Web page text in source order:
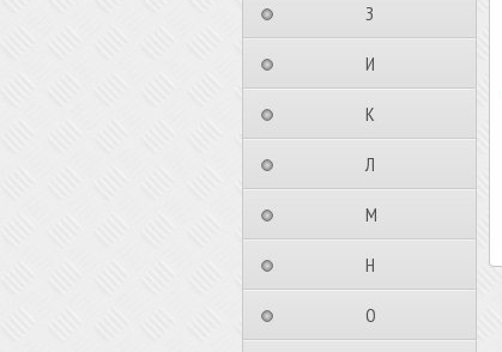
⠀⠀⠀⠀⠀⠀З⠀⠀⠀⠀⠀⠀⠀
⠀⠀⠀⠀⠀⠀И⠀⠀⠀⠀⠀⠀⠀
⠀⠀⠀⠀⠀⠀К⠀⠀⠀⠀⠀⠀⠀
⠀⠀⠀⠀⠀⠀Л⠀⠀⠀⠀⠀⠀⠀
⠀⠀⠀⠀⠀⠀М⠀⠀⠀⠀⠀⠀⠀
⠀⠀⠀⠀⠀⠀Н⠀⠀⠀⠀⠀⠀⠀
⠀⠀⠀⠀⠀⠀О⠀⠀⠀⠀⠀⠀⠀